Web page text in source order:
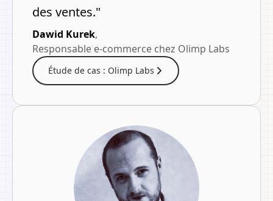
des ventes."
Dawid Kurek,
Responsable e-commerce chez Olimp Labs
Étude de cas : Olimp Labs